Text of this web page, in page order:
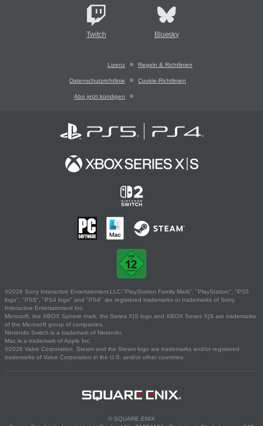
Twitch Bluesky
Lizenz Regeln & Richtlinien
Datenschutzrichtlinie Cookie-Richtlinien
Abo jetzt kündigen
©2026 Sony Interactive Entertainment LLC."PlayStation Family Mark", "PlayStation", "PS5
logo", "PS5", "PS4 logo" and "PS4" are registered trademarks or trademarks of Sony
Interactive Entertainment Inc.
Microsoft, the XBOX Sphere mark, the Series X|S logo and XBOX Series X|S are trademarks
of the Microsoft group of companies.
Nintendo Switch is a trademark of Nintendo.
Mac is a trademark of Apple Inc.
©2026 Valve Corporation. Steam and the Steam logo are trademarks and/or registered
trademarks of Valve Corporation in the U.S. and/or other countries.
© SQUARE ENIX